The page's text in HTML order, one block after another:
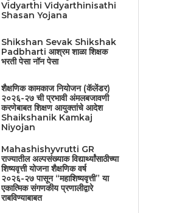
Vidyarthi Vidyarthinisathi
Shasan Yojana
Shikshan Sevak Shikshak
Padbharti आश्रम शाळा शिक्षक
भरती पेसा नॉन पेसा
शैक्षणिक कामकाज नियोजन (कॅलेंडर)
२०२६-२७ ची प्रभावी अंमलबजावणी
करणेबाबत शिक्षण आयुक्तांचे आदेश
Shaikshanik Kamkaj
Niyojan
Mahashishyvrutti GR
राज्यातील अल्पसंख्याक विद्यार्थ्यांसाठीच्या
शिष्यवृत्ती योजना शैक्षणिक वर्ष
२०२६-२७ पासून “महाशिष्यवृत्ती” या
एकात्मिक संगणकीय प्रणालीद्वारे
राबविण्याबाबत